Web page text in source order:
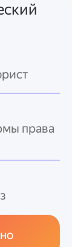
за три
и
(п. 23
для
права